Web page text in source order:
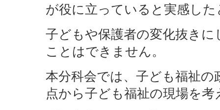
が役に立っていると実感し
子どもや保護者の変化抜き
ことはできません。
本分科会では、子ども福祉
点から子ども福祉の現場を